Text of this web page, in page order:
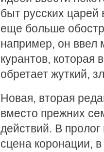
быт русских
еще больше
например, он ввел
курантов, которая
обретает жуткий,
Новая, вторая
вместо прежних
действий. В
сцена коронации,